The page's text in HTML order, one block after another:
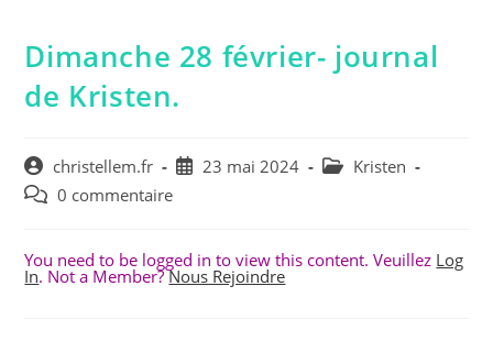
Dimanche 28 février- journal
de Kristen.
Auteur/autrice
de
christellem.fr
Publication
23 mai 2024
Post Kristen
Commentaires
publication :
0 commentaire
You need to be logged in to view this content. Veuillez Log
In. Not a Member?Nous Rejoindre